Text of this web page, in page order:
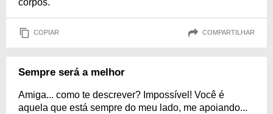
COPIAR COMPARTILHAR
Sempre será a melhor
Amiga... como te descrever? Impossível! Você é
aquela que está sempre do meu lado, me apoiando...